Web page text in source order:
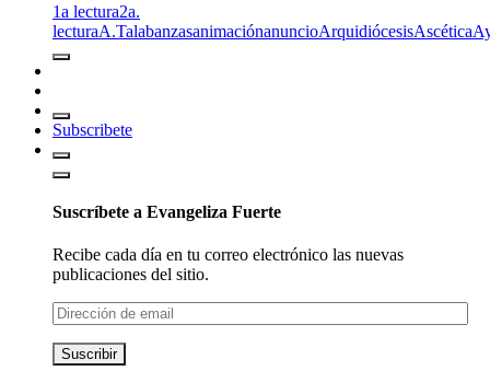
1a lectura2a.
lecturaA.TalabanzasanimaciónanuncioArquidiócesisAscética
Subscribete
Suscríbete a Evangeliza Fuerte
Recibe cada día en tu correo electrónico las nuevas
publicaciones del sitio.
Dirección
de
email
Suscribir